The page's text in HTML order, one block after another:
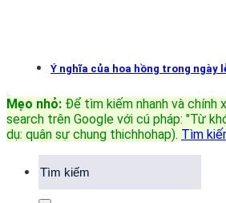
Ý nghĩa của hoa hồng trong ngày
Mẹo nhỏ: Để tìm kiếm nhanh và chính
search trên Google với cú pháp: "Từ
dụ: quân sự chung thichhohap). Tìm